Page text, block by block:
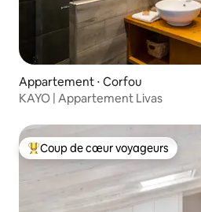
Appartement ⋅ Corfou
KAYO | Appartement Livas
Coups de cœur voyageurs les plus
Coup de cœur voyageurs